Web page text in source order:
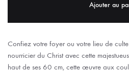
Ajouter au
Confiez votre foyer ou votre lieu de
nourricier du Christ avec cette
haut de ses 60 cm, cette œuvre aux